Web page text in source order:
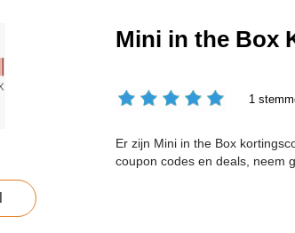
Mini in the Box
1
Er zijn Mini in the Box
coupon codes en deals, neem